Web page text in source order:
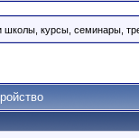
курсы, семинары,